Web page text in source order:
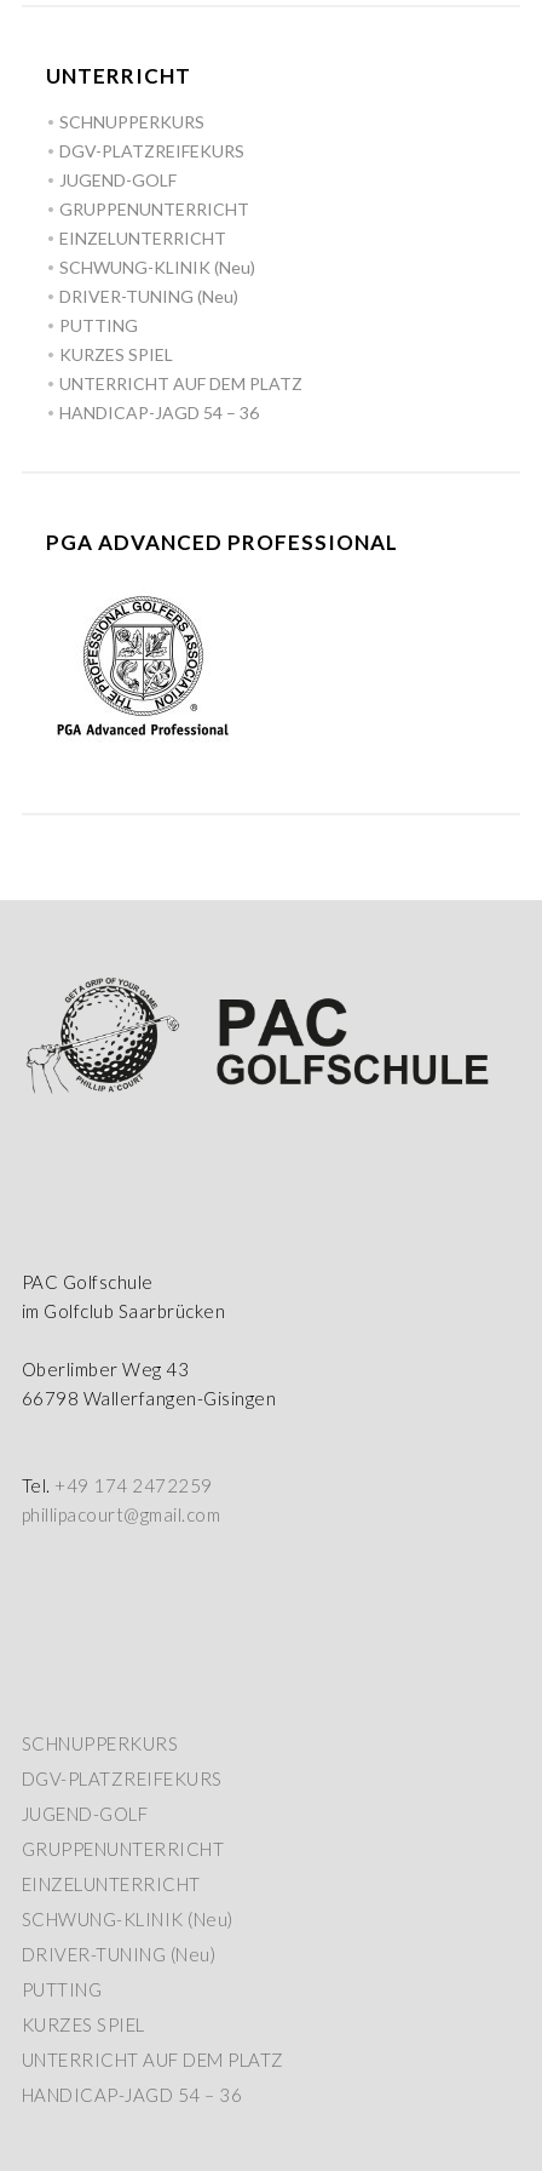
UNTERRICHT
SCHNUPPERKURS
DGV-PLATZREIFEKURS
JUGEND-GOLF
GRUPPENUNTERRICHT
EINZELUNTERRICHT
SCHWUNG-KLINIK (Neu)
DRIVER-TUNING (Neu)
PUTTING
KURZES SPIEL
UNTERRICHT AUF DEM PLATZ
HANDICAP-JAGD 54 – 36
PGA ADVANCED PROFESSIONAL
PAC Golfschule
im Golfclub Saarbrücken
Oberlimber Weg 43
66798 Wallerfangen-Gisingen
Tel. +49 174 2472259
phillipacourt@gmail.com
SCHNUPPERKURS
DGV-PLATZREIFEKURS
JUGEND-GOLF
GRUPPENUNTERRICHT
EINZELUNTERRICHT
SCHWUNG-KLINIK (Neu)
DRIVER-TUNING (Neu)
PUTTING
KURZES SPIEL
UNTERRICHT AUF DEM PLATZ
HANDICAP-JAGD 54 – 36